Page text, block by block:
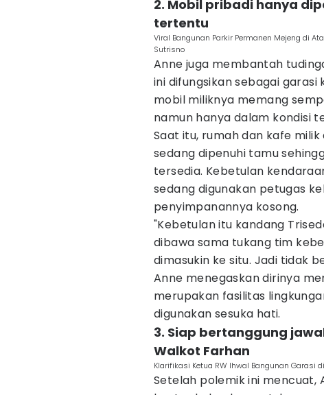
2. Mobil pribadi hanya
tertentu
Viral Bangunan Parkir Permanen Mejeng di
Sutrisno
Anne juga membantah
ini difungsikan sebagai
mobil miliknya memang
namun hanya dalam kondisi
Saat itu, rumah dan kafe
sedang dipenuhi tamu
tersedia. Kebetulan
sedang digunakan petugas
penyimpanannya kosong.
"Kebetulan itu kandang
dibawa sama tukang tim
dimasukin ke situ. Jadi tidak
Anne menegaskan dirinya
merupakan fasilitas
digunakan sesuka hati.
3. Siap bertanggung
Walkot Farhan
Klarifikasi Ketua RW Ihwal Bangunan Garasi
Setelah polemik ini mencuat,